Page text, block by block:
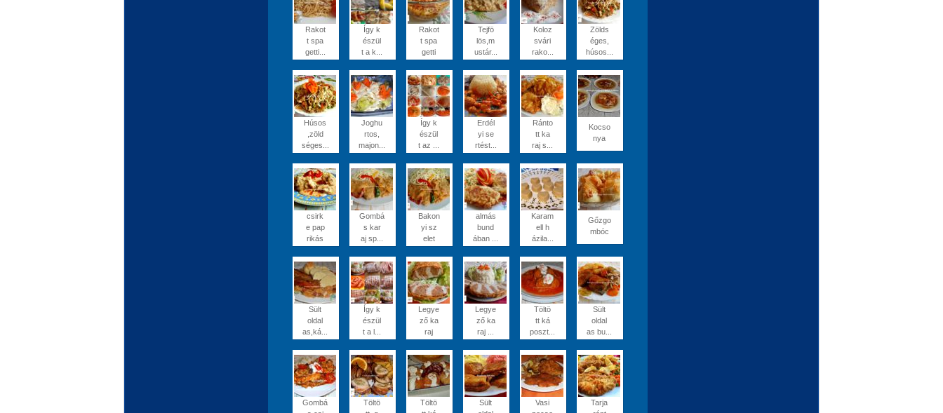
Rakot
t spa
getti...
Így k
észül
t a k...
Rakot
t spa
getti
Tejfö
lös,m
ustár...
Koloz
svári
rako...
Zölds
éges,
húsos...
Húsos
,zöld
séges...
Joghu
rtos,
majon...
Így k
észül
t az ...
Erdél
yi se
rtést...
Ránto
tt ka
raj s...
Kocso
nya
csirk
e pap
rikás
Gombá
s kar
aj sp...
Bakon
yi sz
elet
almás
bund
ában ...
Karam
ell h
ázila...
Gőzgo
mbóc
Sült
oldal
as,ká...
Így k
észül
t a l...
Legye
ző ka
raj
Legye
ző ka
raj ...
Töltö
tt ká
poszt...
Sült
oldal
as bu...
Gombá
Töltö
Töltö
Sült
Vasi
Tarja